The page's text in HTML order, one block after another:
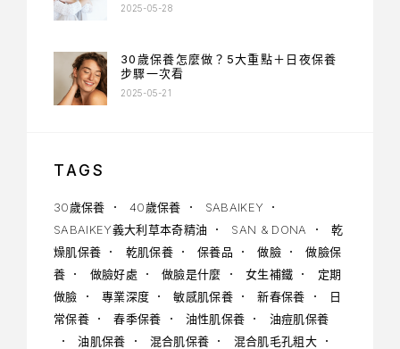
2025-05-28
30歲保養怎麼做？5大重點＋日夜保養
步驟一次看
2025-05-21
TAGS
30歲保養 40歲保養
SABAIKEY
SABAIKEY義大利草本奇精油
SAN & DONA
乾
燥肌保養
乾肌保養 保養品 做臉
做臉保
養
做臉好處 做臉是什麼 女生補鐵
定期
做臉
專業深度 敏感肌保養 新春保養
日
常保養
春季保養 油性肌保養
油痘肌保養
油肌保養
混合肌保養
混合肌毛孔粗大